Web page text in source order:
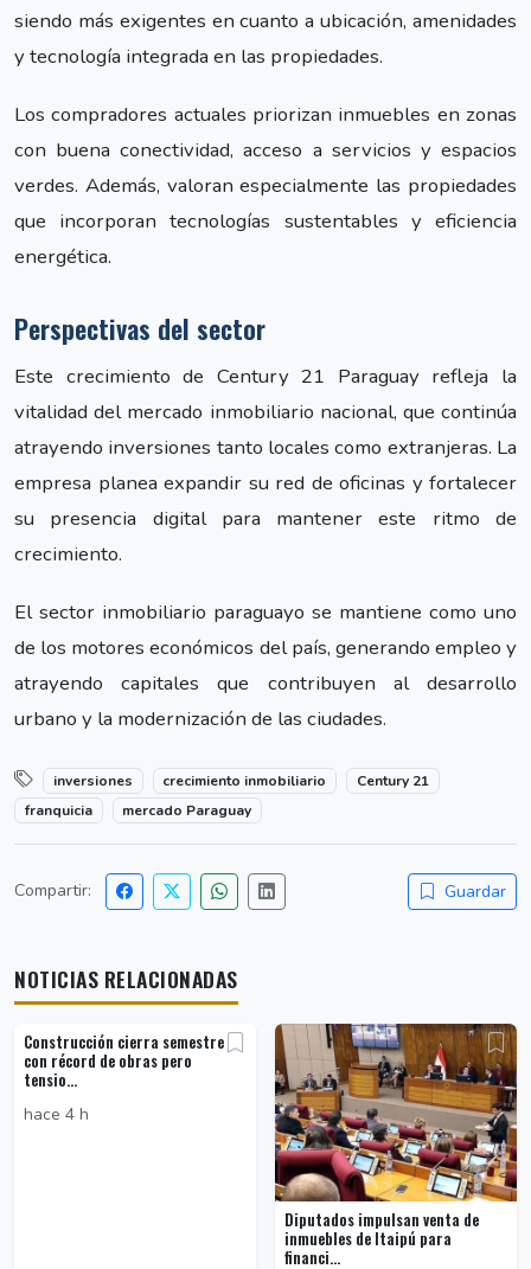
siendo más exigentes en cuanto a ubicación, amenidades
y tecnología integrada en las propiedades.
Los compradores actuales priorizan inmuebles en zonas
con buena conectividad, acceso a servicios y espacios
verdes. Además, valoran especialmente las propiedades
que incorporan tecnologías sustentables y eficiencia
energética.
Perspectivas del sector
Este crecimiento de Century 21 Paraguay refleja la
vitalidad del mercado inmobiliario nacional, que continúa
atrayendo inversiones tanto locales como extranjeras. La
empresa planea expandir su red de oficinas y fortalecer
su presencia digital para mantener este ritmo de
crecimiento.
El sector inmobiliario paraguayo se mantiene como uno
de los motores económicos del país, generando empleo y
atrayendo capitales que contribuyen al desarrollo
urbano y la modernización de las ciudades.
inversiones crecimiento inmobiliario
Century 21
franquicia
mercado Paraguay
Compartir: Guardar
NOTICIAS RELACIONADAS
Construcción cierra semestre
con récord de obras pero
tensio...
hace 4 h
Diputados impulsan venta de
inmuebles de Itaipú para
financi...